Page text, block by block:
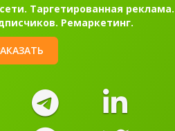
Таргетированная реклама.
Ремаркетинг.